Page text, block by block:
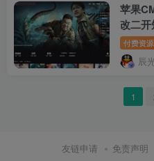
苹果
改二
题
付费资源
辰
1
友链申请 免责声明